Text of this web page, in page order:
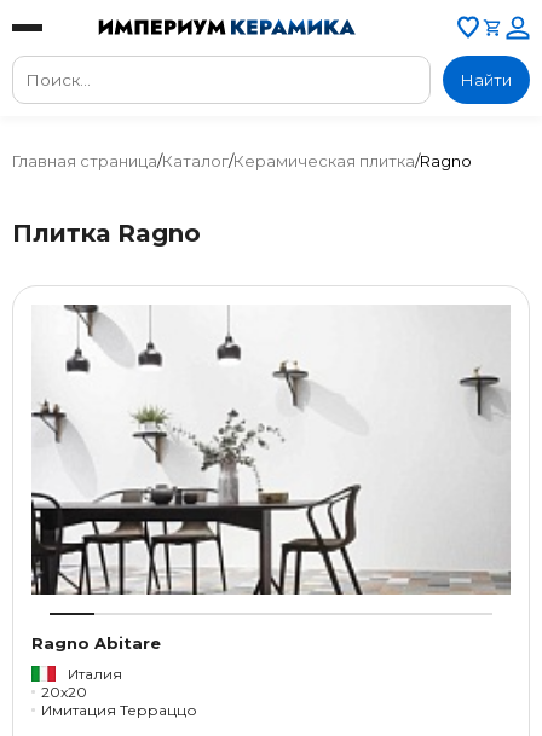
Найти
Главная страница/Каталог/Керамическая плитка/Ragno
Плитка Ragno
Ragno Abitare
Италия
20x20
Имитация Терраццо